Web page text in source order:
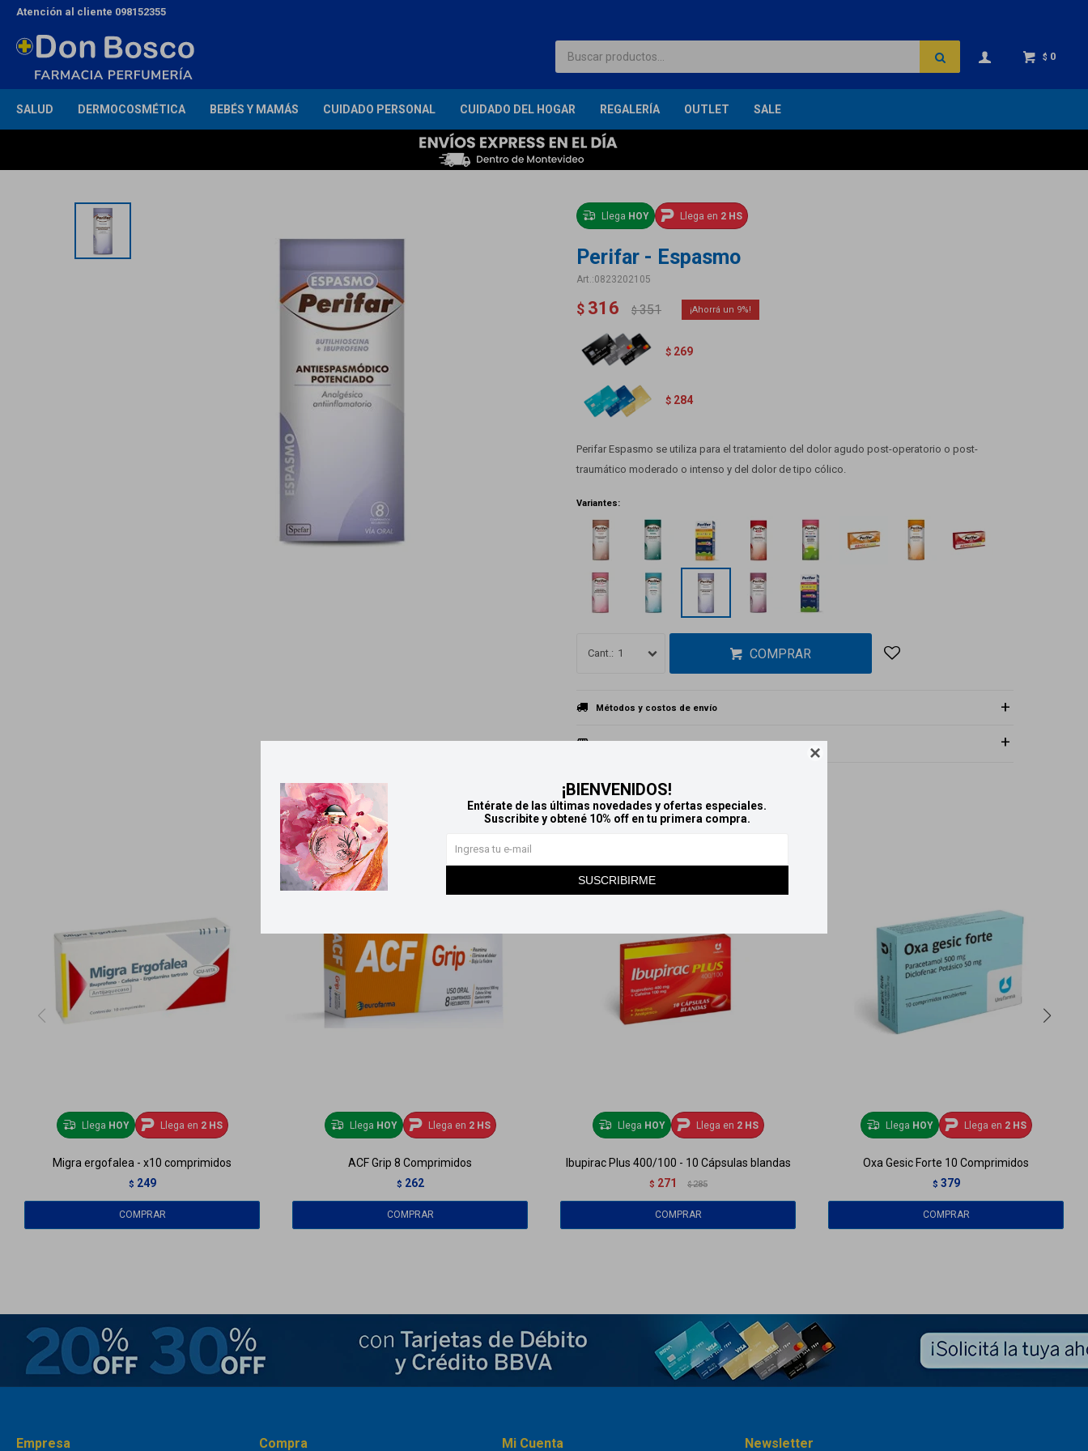

¡BIENVENIDOS!
Entérate de las últimas novedades y ofertas especiales.
Suscribite y obtené 10% off en tu primera compra.
SUSCRIBIRME
SALUD DERMOCOSMÉTICA BEBÉS Y MAMÁS CUIDADO PERSONAL CUIDADO DEL HOGAR REGALERÍA OUTLET SALE
$ 0
Atención al cliente 098152355
Llega HOY Llega en 2 HS
Perifar - Espasmo
0823202105
$ 316 $ 351 9
$ 269
$ 284
Perifar Espasmo se utiliza para el tratamiento del dolor agudo post-operatorio o post-
traumático moderado o intenso y del dolor de tipo cólico.
Variantes:
1 COMPRAR
Métodos y costos de envío
Productos que te pueden interesar
Llega HOY Llega en 2 HS
Migra ergofalea - x10 comprimidos
$ 249
Llega HOY Llega en 2 HS
ACF Grip 8 Comprimidos
$ 262
Llega HOY Llega en 2 HS
Ibupirac Plus 400/100 - 10 Cápsulas blandas
$ 271 $ 285
Llega HOY Llega en 2 HS
Oxa Gesic Forte 10 Comprimidos
$ 379
Empresa Compra Mi Cuenta Newsletter